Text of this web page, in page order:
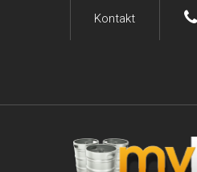
Kontakt